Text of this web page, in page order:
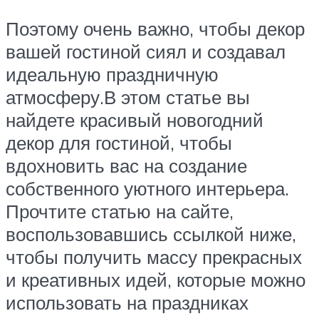
Поэтому очень важно, чтобы декор
вашей гостиной сиял и создавал
идеальную праздничную
атмосферу.В этом статье вы
найдете красивый новогодний
декор для гостиной, чтобы
вдохновить вас на создание
собственного уютного интерьера.
Прочтите статью на сайте,
воспользовавшись ссылкой ниже,
чтобы получить массу прекрасных
и креативных идей, которые можно
использовать на праздниках